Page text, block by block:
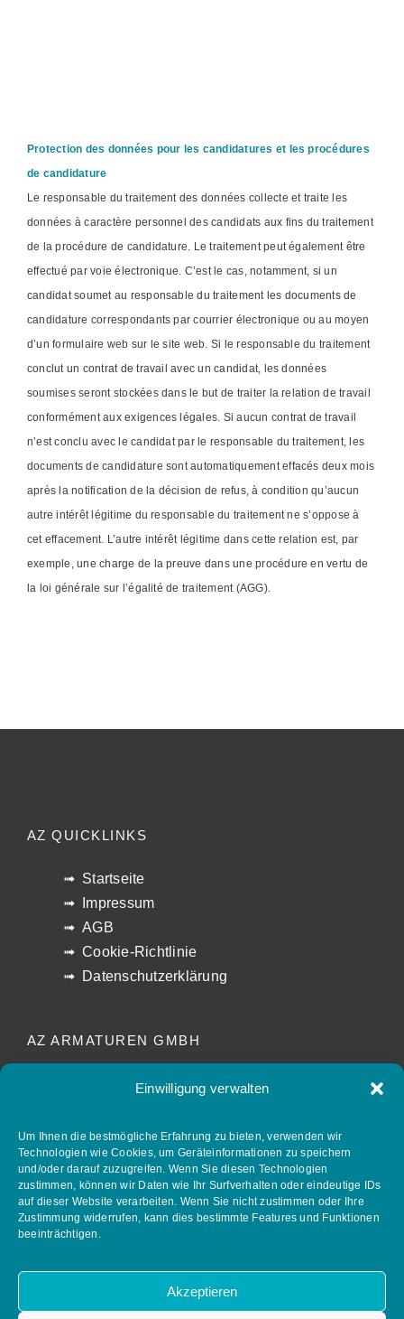
Einwilligung verwalten
Um Ihnen die bestmögliche Erfahrung zu bieten, verwenden wir
Technologien wie Cookies, um Geräteinformationen zu speichern
und/oder darauf zuzugreifen. Wenn Sie diesen Technologien
zustimmen, können wir Daten wie Ihr Surfverhalten oder eindeutige IDs
auf dieser Website verarbeiten. Wenn Sie nicht zustimmen oder Ihre
Zustimmung widerrufen, kann dies bestimmte Features und Funktionen
beeinträchtigen.
Akzeptieren
Protection des données pour les candidatures et les procédures
de candidature
Le responsable du traitement des données collecte et traite les
données à caractère personnel des candidats aux fins du traitement
de la procédure de candidature. Le traitement peut également être
effectué par voie électronique. C’est le cas, notamment, si un
candidat soumet au responsable du traitement les documents de
candidature correspondants par courrier électronique ou au moyen
d’un formulaire web sur le site web. Si le responsable du traitement
conclut un contrat de travail avec un candidat, les données
soumises seront stockées dans le but de traiter la relation de travail
conformément aux exigences légales. Si aucun contrat de travail
n’est conclu avec le candidat par le responsable du traitement, les
documents de candidature sont automatiquement effacés deux mois
après la notification de la décision de refus, à condition qu’aucun
autre intérêt légitime du responsable du traitement ne s’oppose à
cet effacement. L’autre intérêt légitime dans cette relation est, par
exemple, une charge de la preuve dans une procédure en vertu de
la loi générale sur l’égalité de traitement (AGG).
AZ QUICKLINKS
Startseite
Impressum
AGB
Cookie-Richtlinie
Datenschutzerklärung
AZ ARMATUREN GMBH
Waldstrasse 7
info@az-armaturen.de
+ 49 (0) 7721 7504-0
FOLLOW AZ ARMATUREN